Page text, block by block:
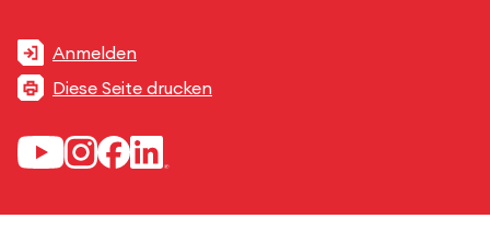
Anmelden
Diese Seite drucken